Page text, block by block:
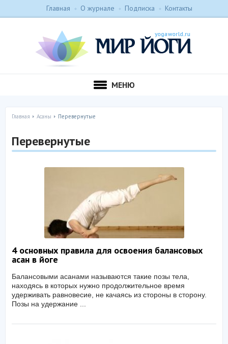
Главная О журнале Подписка Контакты
МЕНЮ
Главная Асаны Перевернутые
Перевернутые
4 основных правила для освоения балансовых
асан в йоге
Балансовыми асанами называются такие позы тела,
находясь в которых нужно продолжительное время
удерживать равновесие, не качаясь из стороны в сторону.
Позы на удержание ...